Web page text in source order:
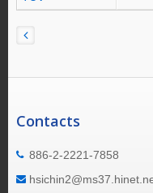
Contacts
886-2-2221-7858